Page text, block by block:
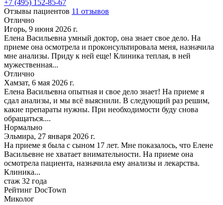
+7 (495) 152-85-67
Отзывы пациентов 11 отзывов
Отлично
Игорь, 9 июня 2026 г.
Елена Васильевна умный доктор, она знает свое дело. На
приеме она осмотрела и проконсультировала меня, назначила
мне анализы. Приду к ней еще! Клиника теплая, в ней
мужественная...
Отлично
Хамзат, 6 мая 2026 г.
Елена Васильевна опытная и свое дело знает! На приеме я
сдал анализы, и мы всё выяснили. В следующий раз решим,
какие препараты нужны. При необходимости буду снова
обращаться....
Нормально
Эльмира, 27 января 2026 г.
На приеме я была с сыном 17 лет. Мне показалось, что Елене
Васильевне не хватает внимательности. На приеме она
осмотрела пациента, назначила ему анализы и лекарства.
Клиника...
стаж 32 года
Рейтинг DocTown
Миколог